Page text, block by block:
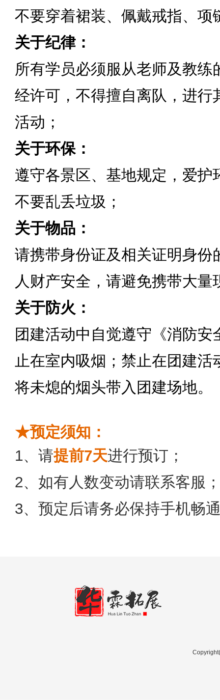
不要穿着裙装、佩戴戒指、项
关于纪律：
所有学员必须服从老师及教练
经许可，不得擅自离队，进行
活动；
关于环保：
遵守各景区、基地规定，爱护
不要乱丢垃圾；
关于物品：
请携带身份证及相关证明身份
人财产安全，请避免携带大量
关于防火：
团建活动中自觉遵守《消防安
止在室内吸烟；禁止在团建活
将未熄的烟头带入团建场地。
★预定须知：
1、请提前7天进行预订；
2、如有人数变动请联系客服
3、预定后请务必保持手机畅